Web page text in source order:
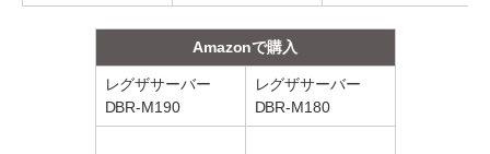
Amazonで購入
レグザサーバー
DBR-M190
レグザサーバー
DBR-M180